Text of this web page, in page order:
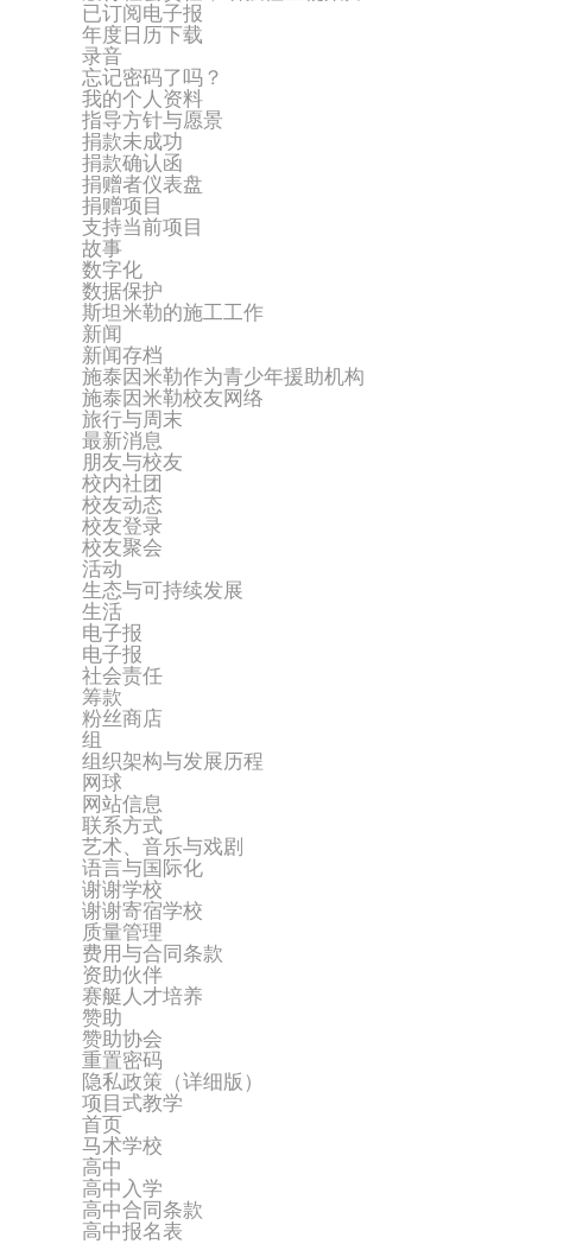
已订阅电子报
年度日历下载
录音
忘记密码了吗？
我的个人资料
指导方针与愿景
捐款未成功
捐款确认函
捐赠者仪表盘
捐赠项目
支持当前项目
故事
数字化
数据保护
斯坦米勒的施工工作
新闻
新闻存档
施泰因米勒作为青少年援助机构
施泰因米勒校友网络
旅行与周末
最新消息
朋友与校友
校内社团
校友动态
校友登录
校友聚会
活动
生态与可持续发展
生活
电子报
电子报
社会责任
筹款
粉丝商店
组
组织架构与发展历程
网球
网站信息
联系方式
艺术、音乐与戏剧
语言与国际化
谢谢学校
谢谢寄宿学校
质量管理
费用与合同条款
资助伙伴
赛艇人才培养
赞助
赞助协会
重置密码
隐私政策（详细版）
项目式教学
首页
马术学校
高中
高中入学
高中合同条款
高中报名表